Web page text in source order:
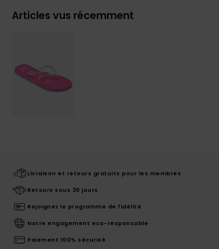
Articles vus récemment
Livraison et retours gratuits pour les membres
Retours sous 30 jours
Rejoignez le programme de fidélité
Notre engagement eco-responsable
Paiement 100% sécurisé